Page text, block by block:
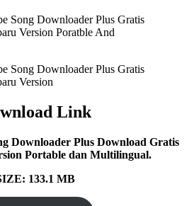
Link
Downloader Plus Download Gratis
Portable dan Multilingual.
133.1 MB